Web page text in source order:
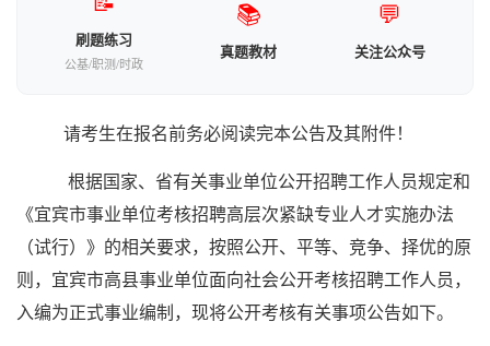
刷题练习
公基/职测/时政
📚
真题教材
💬
关注公众号
请考生在报名前务必阅读完本公告及其附件！
根据国家、省有关事业单位公开招聘工作人员规定和
《宜宾市事业单位考核招聘高层次紧缺专业人才实施办法
（试行）》的相关要求，按照公开、平等、竞争、择优的原
则，宜宾市高县事业单位面向社会公开考核招聘工作人员，
入编为正式事业编制，现将公开考核有关事项公告如下。